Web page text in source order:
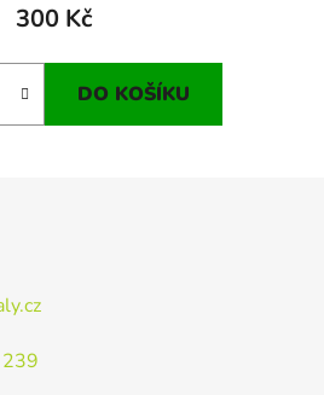
300 Kč
DO KOŠÍKU